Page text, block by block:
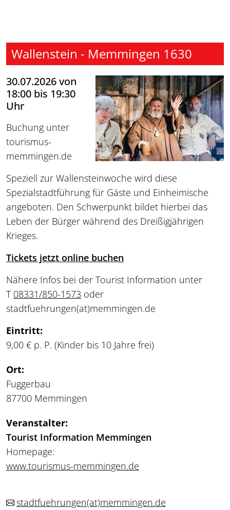
Wallenstein - Memmingen 1630
30.07.2026 von
18:00 bis 19:30
Uhr
Buchung unter
tourismus-
memmingen.de
Speziell zur Wallensteinwoche wird diese
Spezialstadtführung für Gäste und Einheimische
angeboten. Den Schwerpunkt bildet hierbei das
Leben der Bürger während des Dreißigjährigen
Krieges.
Tickets jetzt online buchen
Nähere Infos bei der Tourist Information unter
T 08331/850-1573 oder
stadtfuehrungen(at)memmingen.de
Eintritt:
9,00 € p. P. (Kinder bis 10 Jahre frei)
Ort:
Fuggerbau
87700 Memmingen
Veranstalter:
Tourist Information Memmingen
Homepage:
www.tourismus-memmingen.de
stadtfuehrungen(at)memmingen.de